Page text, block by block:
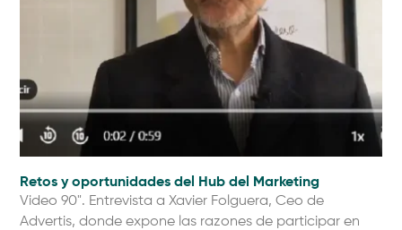
Retos y oportunidades del Hub del Marketing
Video 90". Entrevista a Xavier Folguera, Ceo de
Advertis, donde expone las razones de participar en